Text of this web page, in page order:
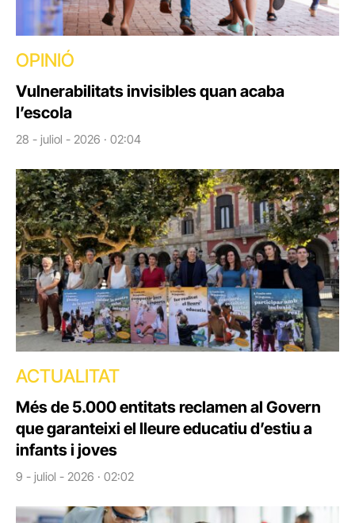
OPINIÓ
Vulnerabilitats invisibles quan acaba
l’escola
28 - juliol - 2026 · 02:04
ACTUALITAT
Més de 5.000 entitats reclamen al Govern
que garanteixi el lleure educatiu d’estiu a
infants i joves
9 - juliol - 2026 · 02:02